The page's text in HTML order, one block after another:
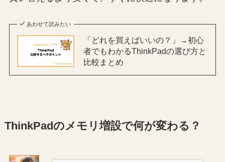
あわせて読みたい
「どれを買えばいいの？」→初心
者でもわかるThinkPadの選び方と
比較まとめ
ThinkPadのメモリ増設で何が変わる？